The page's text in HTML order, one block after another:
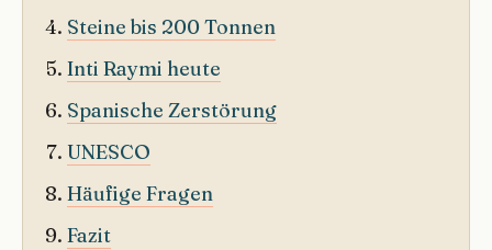
Steine bis 200 Tonnen
Inti Raymi heute
Spanische Zerstörung
UNESCO
Häufige Fragen
Fazit